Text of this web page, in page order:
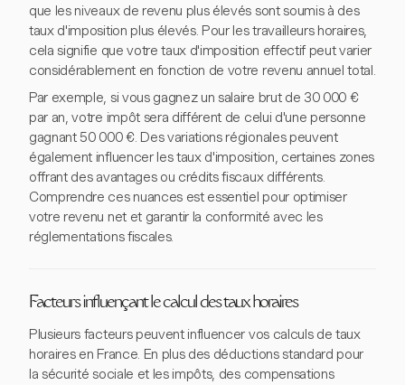
que les niveaux de revenu plus élevés sont soumis à des
taux d'imposition plus élevés. Pour les travailleurs horaires,
cela signifie que votre taux d'imposition effectif peut varier
considérablement en fonction de votre revenu annuel total.
Par exemple, si vous gagnez un salaire brut de 30 000 €
par an, votre impôt sera différent de celui d'une personne
gagnant 50 000 €. Des variations régionales peuvent
également influencer les taux d'imposition, certaines zones
offrant des avantages ou crédits fiscaux différents.
Comprendre ces nuances est essentiel pour optimiser
votre revenu net et garantir la conformité avec les
réglementations fiscales.
Facteurs influençant le calcul des taux horaires
Plusieurs facteurs peuvent influencer vos calculs de taux
horaires en France. En plus des déductions standard pour
la sécurité sociale et les impôts, des compensations